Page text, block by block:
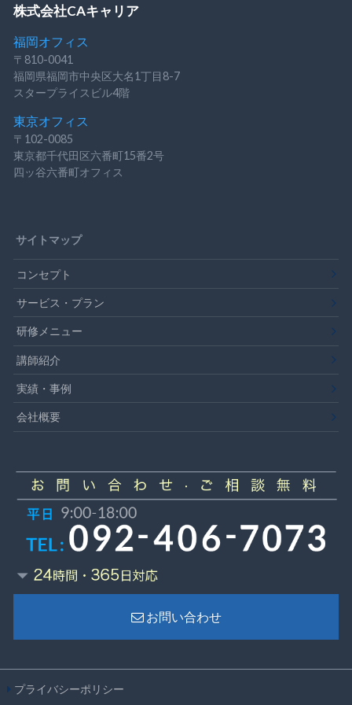
株式会社CAキャリア
福岡オフィス
〒810-0041
福岡県福岡市中央区大名1丁目8-7
スタープライスビル4階
東京オフィス
〒102-0085
東京都千代田区六番町15番2号
四ッ谷六番町オフィス
サイトマップ
コンセプト
サービス・プラン
研修メニュー
講師紹介
実績・事例
会社概要
お問い合わせ
プライバシーポリシー